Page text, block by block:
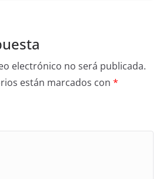
electrónico no será publicada.
están marcados con *